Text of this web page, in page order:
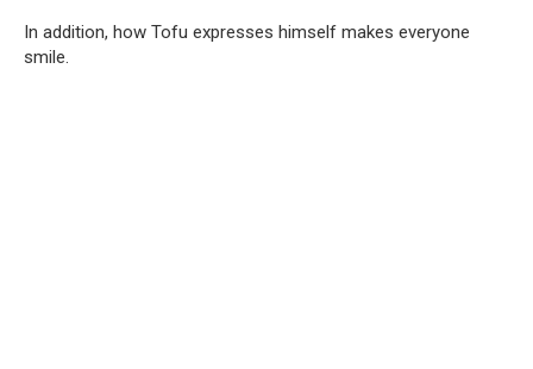
In addition, how Tofu expresses himself makes everyone
smile.